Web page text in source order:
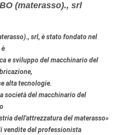
(materasso)., srl
srl, è stato fondato nel
e sviluppodel macchinariodel
,
alta tecnologie.
società del macchinario del
dell'attrezzatura del materasso»
vendite del professionista